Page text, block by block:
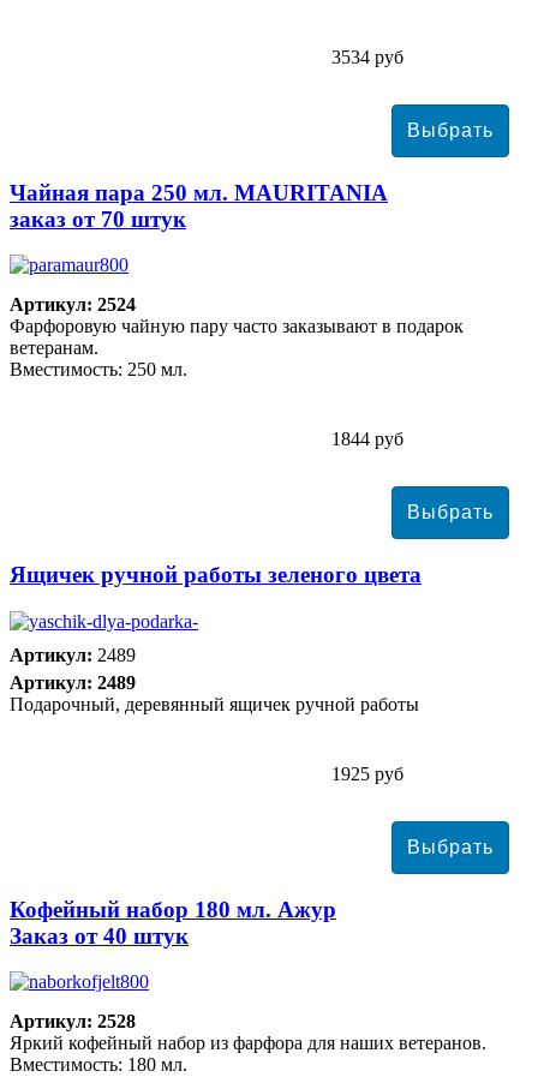
3534 руб
Чайная пара 250 мл. MAURITANIA
заказ от 70 штук
Артикул: 2524
Фарфоровую чайную пару часто заказывают в подарок
ветеранам.
Вместимость: 250 мл.
1844 руб
Ящичек ручной работы зеленого цвета
Артикул: 2489
Артикул: 2489
Подарочный, деревянный ящичек ручной работы
1925 руб
Кофейный набор 180 мл. Ажур
Заказ от 40 штук
Артикул: 2528
Яркий кофейный набор из фарфора для наших ветеранов.
Вместимость: 180 мл.